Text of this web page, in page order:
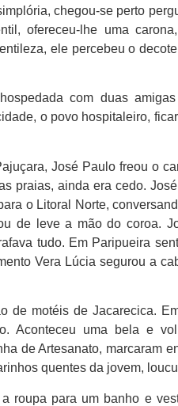
chegou-se perto
ofereceu-lhe uma
ele percebeu o
com duas
o povo hospitaleiro,
José Paulo freou o
praias, ainda era cedo.
o Litoral Norte,
de leve a mão do coroa.
tudo. Em Paripueira
Vera Lúcia segurou a
de motéis de Jacarecica.
Aconteceu uma bela e
de Artesanato, marcaram
quentes da jovem,
roupa para um banho e